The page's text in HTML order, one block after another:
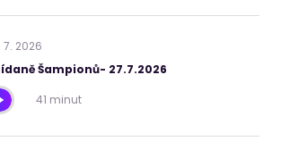
7. 2026
Šampionů- 27.7.2026
41 minut